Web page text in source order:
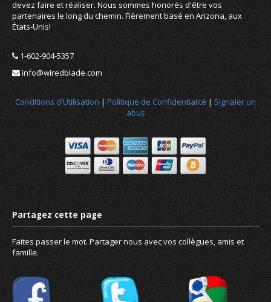
devez faire et réaliser. Nous sommes honorés d'être vos
partenaires le long du chemin. Fièrement basé en Arizona, aux
États-Unis!
1-602-904-5357
info@wiredblade.com
Conditions d'Utilisation | Politique de Confidentialité | Signaler un
abus
Faites passer le mot. Partager nous avec vos collègues, amis et
famille.